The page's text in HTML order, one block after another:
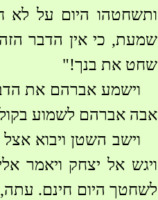
ותשחטהו היום על
שמעת, כי אין הדבר
שחט את בנך!"
וישמע אברהם את
אבה אברהם לשמוע בקול
וישב השטן ויבוא
ויגש אל יצחק ויאמר
לשחטך היום חינם. עתה,